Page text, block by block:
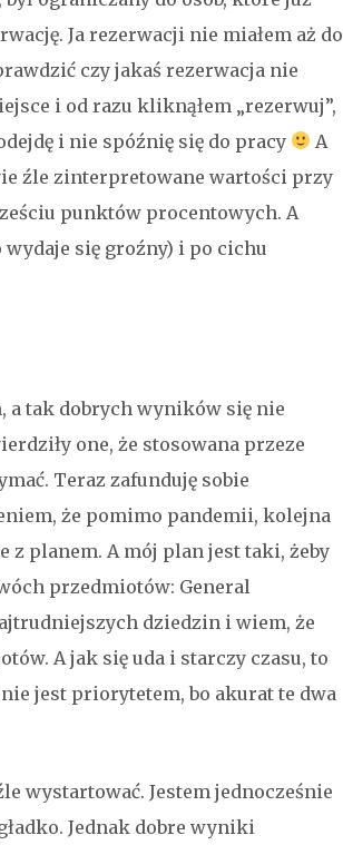
Ja rezerwacji nie miałem aż do
czy jakaś rezerwacja nie
i od razu kliknąłem „rezerwuj”,
i nie spóźnię się do pracy
A
źle zinterpretowane wartości przy
punktów procentowych. A
się groźny) i po cichu
a tak dobrych wyników się nie
one, że stosowana przeze
Teraz zafunduję sobie
że pomimo pandemii, kolejna
z planem. A mój plan jest taki, żeby
przedmiotów: General
dziedzin i wiem, że
A jak się uda i starczy czasu, to
jest priorytetem, bo akurat te dwa
wystartować. Jestem jednocześnie
Jednak dobre wyniki